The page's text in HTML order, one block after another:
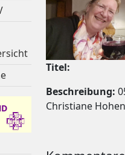
Titel:
Beschreibung:
Christiane